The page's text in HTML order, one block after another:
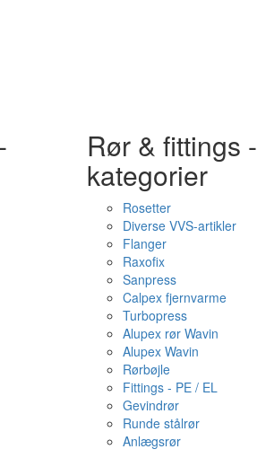
Rør & fittings -
kategorier
Rosetter
Diverse VVS-artikler
Flanger
Raxofix
Sanpress
Calpex fjernvarme
Turbopress
Alupex rør Wavin
Alupex Wavin
Rørbøjle
Fittings - PE / EL
Gevindrør
Runde stålrør
Anlægsrør